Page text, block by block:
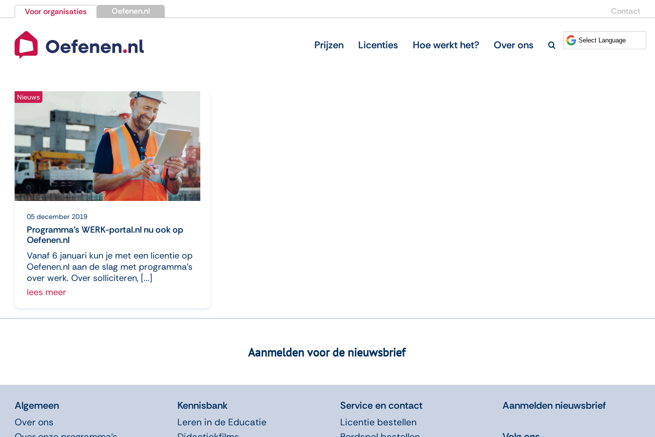
naar
inhoud
Voor organisaties Oefenen.nl Contact
Prijzen Licenties Hoe werkt het? Over ons
Nieuws
Programma’s WERK-portal.nl nu ook op
Oefenen.nl
05 december 2019
Vanaf 6 januari kun je met een licentie op
Oefenen.nl aan de slag met programma’s
over werk. Over solliciteren, [...]
lees meer
Aanmelden voor de nieuwsbrief
Algemeen
Over ons
Kennisbank
Leren in de Educatie
Service en contact
Licentie bestellen
Aanmelden nieuwsbrief